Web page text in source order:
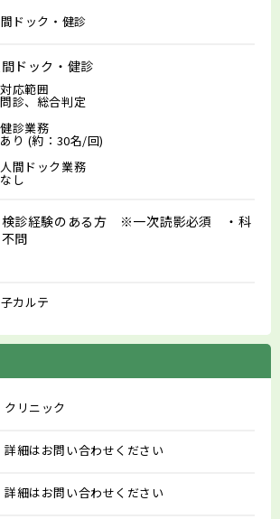
ドック・健診
ドック・健診
対応範囲
問診、総合判定
健診業務
あり (約：30名/回)
人間ドック業務
なし
検診経験のある方 ※一次読影必須 ・科
問
カルテ
クリニック
詳細はお問い合わせください
詳細はお問い合わせください